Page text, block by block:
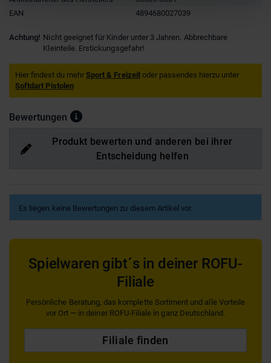
EAN
4894680027039
Achtung! Nicht geeignet für Kinder unter 3 Jahren. Abbrechbare
Kleinteile. Erstickungsgefahr!
Hier findest du mehr Sport & Freizeitoder passendes hierzu unter
Softdart Pistolen
Bewertungen
Produkt bewerten und anderen bei ihrer
Entscheidung helfen
Es liegen keine Bewertungen zu diesem Artikel vor.
Spielwaren gibt´s in deiner ROFU-
Filiale
Persönliche Beratung, das komplette Sortiment und alle Vorteile
vor Ort — in deiner ROFU-Filiale in ganz Deutschland.
Filiale finden